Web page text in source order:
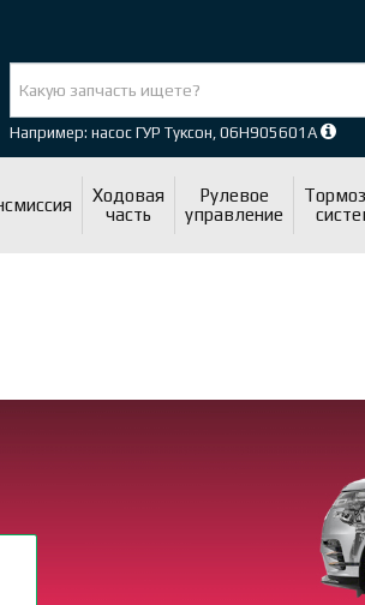
Например: насос ГУР Туксон, 06H905601A
Ходовая
часть
Рулевое
управление